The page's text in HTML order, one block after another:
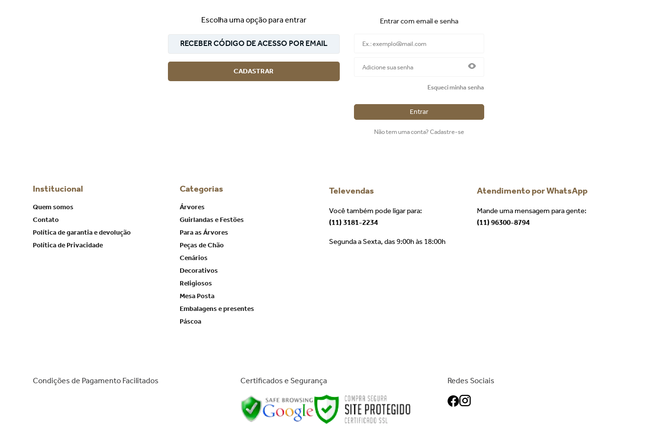
Escolha uma opção para entrar
RECEBER CÓDIGO DE ACESSO POR EMAIL
CADASTRAR
Entrar com email e senha
Esqueci minha senha
Entrar
Não tem uma conta? Cadastre-se
Institucional
Quem somos
Contato
Política de garantia e devolução
Política de Privacidade
Categorias
Árvores
Guirlandas e Festões
Para as Árvores
Peças de Chão
Cenários
Decorativos
Religiosos
Mesa Posta
Embalagens e presentes
Páscoa
Televendas
Você também pode ligar para:
(11) 3181-2234
Segunda a Sexta, das 9:00h às 18:00h
Atendimento por WhatsApp
Mande uma mensagem para gente:
(11) 96300-8794
Condições de Pagamento Facilitados Certificados e Segurança Redes Sociais